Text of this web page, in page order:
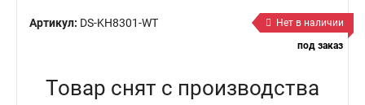
Артикул: DS-KH8301-WT
Нет в наличии
под заказ
Товар снят с производства